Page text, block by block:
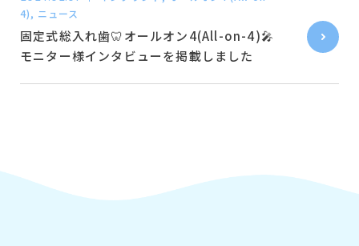
4), ニュース
固定式総入れ歯🦷オールオン4(All-on-4)🎤
モニター様インタビューを掲載しました